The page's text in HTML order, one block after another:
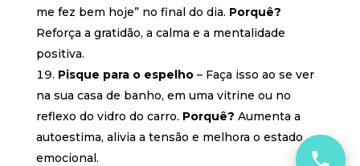
me fez bem hoje” no final do dia. Porquê?
Reforça a gratidão, a calma e a mentalidade
positiva.
Pisque para o espelho– Faça isso ao se ver
na sua casa de banho, em uma vitrine ou no
reflexo do vidro do carro. Porquê? Aumenta a
autoestima, alivia a tensão e melhora o estado
emocional.